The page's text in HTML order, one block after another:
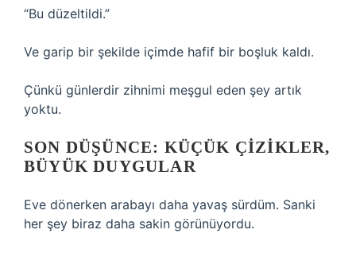
“Bu düzeltildi.”
Ve garip bir şekilde içimde hafif bir boşluk kaldı.
Çünkü günlerdir zihnimi meşgul eden şey artık
yoktu.
SON DÜŞÜNCE: KÜÇÜK ÇIZIKLER,
BÜYÜK DUYGULAR
Eve dönerken arabayı daha yavaş sürdüm. Sanki
her şey biraz daha sakin görünüyordu.